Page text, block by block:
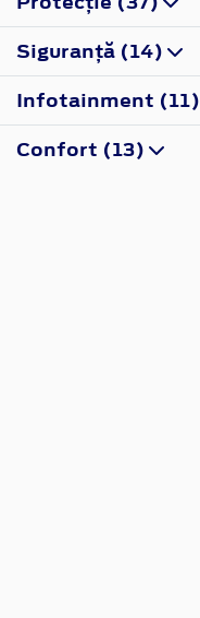
Siguranţă (14)
Infotainment (11)
Confort (13)